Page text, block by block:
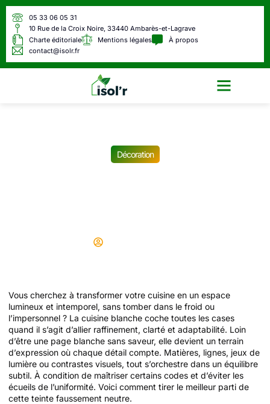
05 33 06 05 31
10 Rue de la Croix Noire, 33440 Ambarès-et-Lagrave
Charte éditoriale
Mentions légales
À propos
contact@isolr.fr
Décoration
Vous cherchez à transformer votre cuisine en un espace
lumineux et intemporel, sans tomber dans le froid ou
l’impersonnel ? La cuisine blanche coche toutes les cases
quand il s’agit d’allier raffinement, clarté et adaptabilité. Loin
d’être une page blanche sans saveur, elle devient un terrain
d’expression où chaque détail compte. Matières, lignes, jeux de
lumière ou contrastes visuels, tout s’orchestre dans un équilibre
subtil. À condition de maîtriser certains codes et d’éviter les
écueils de l’uniformité. Voici comment tirer le meilleur parti de
cette teinte faussement neutre.